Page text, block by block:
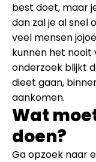
best doet, maar
dan zal je al snel
veel mensen
kunnen het nooit
onderzoek blijkt
dieet gaan,
aankomen.
Wat
doen?
Ga opzoek naar